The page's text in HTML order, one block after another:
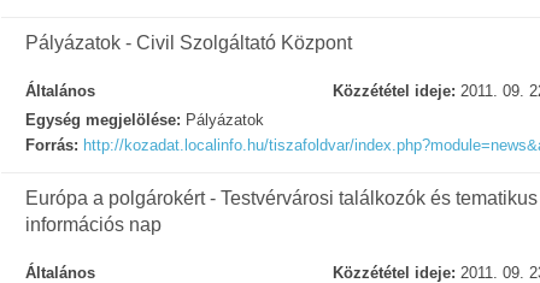
Pályázatok - Civil Szolgáltató Központ
Általános Közzététel ideje: 2011. 09.
Egység megjelölése: Pályázatok
Forrás: http://kozadat.localinfo.hu/tiszafoldvar/
Európa a polgárokért - Testvérvárosi találkozók és
információs nap
Általános Közzététel ideje: 2011. 09.